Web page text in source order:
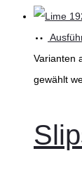
Varianten
gewählt